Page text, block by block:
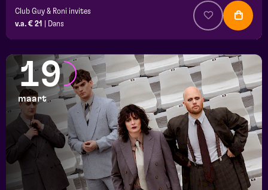
Club Guy & Roni invites
v.a. € 21
Dans
19
maart